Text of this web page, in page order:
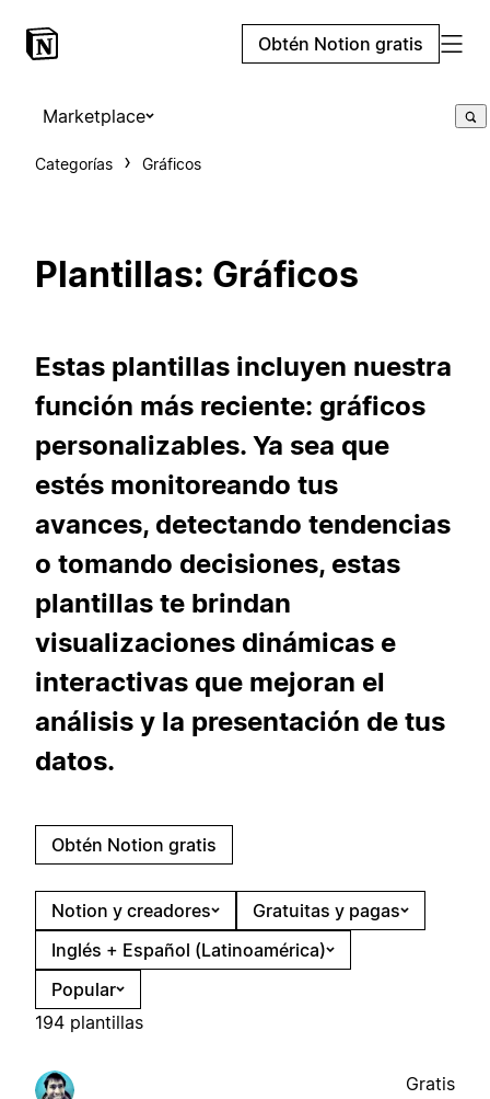
Obtén Notion gratis
Marketplace
Categorías Gráficos
Plantillas: Gráficos
Estas plantillas incluyen nuestra
función más reciente: gráficos
personalizables. Ya sea que
estés monitoreando tus
avances, detectando tendencias
o tomando decisiones, estas
plantillas te brindan
visualizaciones dinámicas e
interactivas que mejoran el
análisis y la presentación de tus
datos.
Obtén Notion gratis
Notion y creadores
Gratuitas y pagas
Inglés + Español (Latinoamérica)
Popular
194 plantillas
Gratis